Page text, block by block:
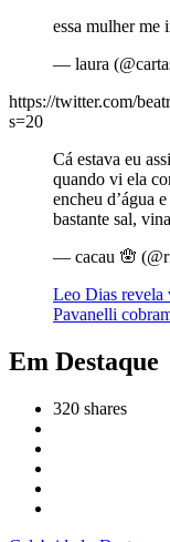
essa mulher me
— laura
https://twitter.com/
s=20
Cá estava eu
quando vi ela
encheu d’água
bastante sal,
— cacau 🪬
Leo Dias revela
Pavanelli
Em Destaque
320 shares